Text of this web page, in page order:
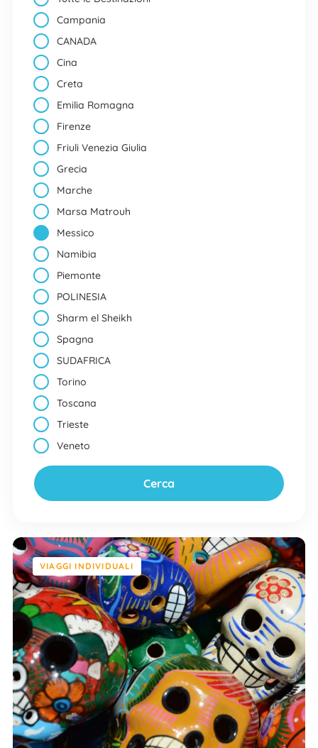
Campania
CANADA
Cina
Creta
Emilia Romagna
Firenze
Friuli Venezia Giulia
Grecia
Marche
Marsa Matrouh
Messico
Namibia
Piemonte
POLINESIA
Sharm el Sheikh
Spagna
SUDAFRICA
Torino
Toscana
Trieste
Veneto
VIAGGI INDIVIDUALI